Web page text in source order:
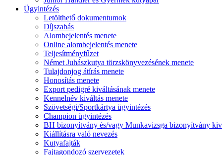
Ügyintézés
Letölthető dokumentumok
Díjszabás
Alombejelentés menete
Online alombejelentés menete
Teljesítményfűzet
Német Juhászkutya törzskönyvezésének menete
Tulajdonjog átírás menete
Honosítás menete
Export pedigré kiváltásának menete
Kennelnév kiváltás menete
Szövetségi/Sportkártya ügyintézés
Champion ügyintézés
BH bizonyítvány és/vagy Munkavizsga bizonyítvány
Kiállításra való nevezés
Kutyafajták
Fajtagondozó szervezetek